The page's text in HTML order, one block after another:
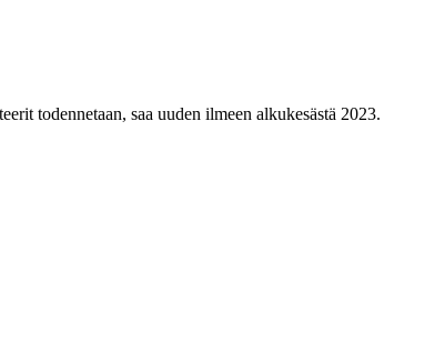
todennetaan, saa uuden ilmeen alkukesästä 2023.